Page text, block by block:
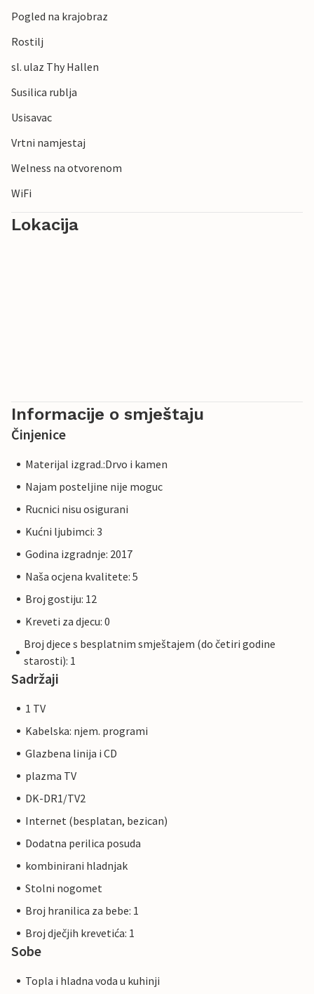
Pogled na krajobraz
Rostilj
sl. ulaz Thy Hallen
Susilica rublja
Usisavac
Vrtni namjestaj
Welness na otvorenom
WiFi
Lokacija
Informacije o smještaju
Činjenice
Materijal izgrad.:Drvo i kamen
Najam posteljine nije moguc
Rucnici nisu osigurani
Kućni ljubimci: 3
Godina izgradnje: 2017
Naša ocjena kvalitete: 5
Broj gostiju: 12
Kreveti za djecu: 0
Broj djece s besplatnim smještajem (do četiri godine
starosti): 1
Sadržaji
1 TV
Kabelska: njem. programi
Glazbena linija i CD
plazma TV
DK-DR1/TV2
Internet (besplatan, bezican)
Dodatna perilica posuda
kombinirani hladnjak
Stolni nogomet
Broj hranilica za bebe: 1
Broj dječjih krevetića: 1
Sobe
Topla i hladna voda u kuhinji